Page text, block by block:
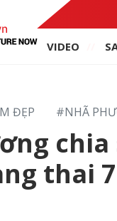
VIDEO
ĐẸP #NHÃ
thai